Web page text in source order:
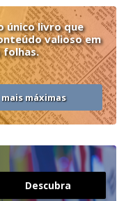
único livro que
valioso em
folhas.
máximas
Descubra